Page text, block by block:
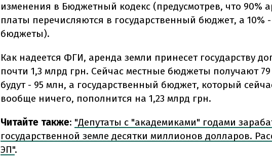
изменения в Бюджетный кодекс (предусмотрев, что 90%
платы перечисляются в государственный бюджет, а 10%
бюджеты).
Как надеется ФГИ, аренда земли принесет государству
почти 1,3 млрд грн. Сейчас местные бюджеты получают
будут - 95 млн, а государственный бюджет, который
вообще ничего, пополнится на 1,23 млрд грн.
Читайте также: "Депутаты с "академиками" годами
государственной земле десятки миллионов долларов.
ЭП".